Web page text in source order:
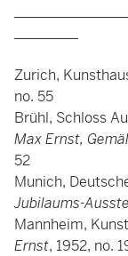
Zurich,
no. 55
Brühl, Schloss
Max Ernst,
52
Munich,
Jubilaums-
Mannheim,
Ernst, 1952, no.